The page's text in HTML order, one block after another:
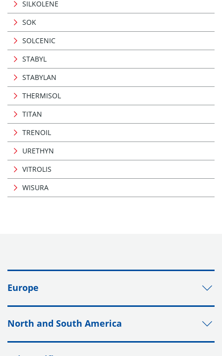
SILKOLENE
SOK
SOLCENIC
STABYL
STABYLAN
THERMISOL
TITAN
TRENOIL
URETHYN
VITROLIS
WISURA
Europe
North and South America